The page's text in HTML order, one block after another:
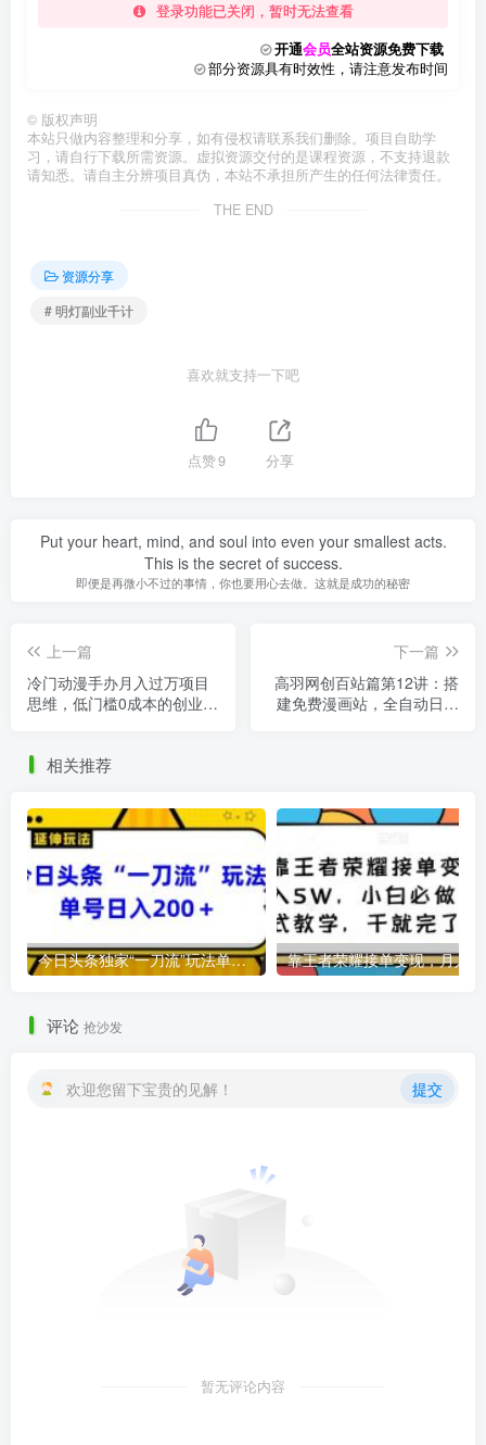
登录功能已关闭，暂时无法查看
开通会员全站资源免费下载
部分资源具有时效性，请注意发布时间
© 版权声明
本站只做内容整理和分享，如有侵权请联系我们删除。项目自助学
习，请自行下载所需资源。虚拟资源交付的是课程资源，不支持退款
请知悉。请自主分辨项目真伪，本站不承担所产生的任何法律责任。
THE END
资源分享
# 明灯副业千计
喜欢就支持一下吧
点赞9 分享
Put your heart, mind, and soul into even your smallest acts.
This is the secret of success.
即便是再微小不过的事情，你也要用心去做。这就是成功的秘密
上一篇
冷门动漫手办月入过万项目
思维，低门槛0成本的创业项
下一篇
高羽网创百站篇第12讲：搭
建免费漫画站，全自动日入
相关推荐
今日头条独家“一刀流”玩法单号日入200+
评论 抢沙发
欢迎您留下宝贵的见解！ 提交
暂无评论内容